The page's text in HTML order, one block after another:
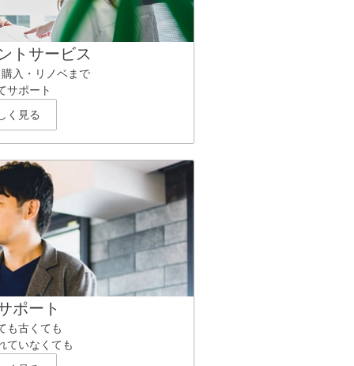
トサービス
入・リノベまで
サポート
く見る
ポート
も古くても
ていなくても